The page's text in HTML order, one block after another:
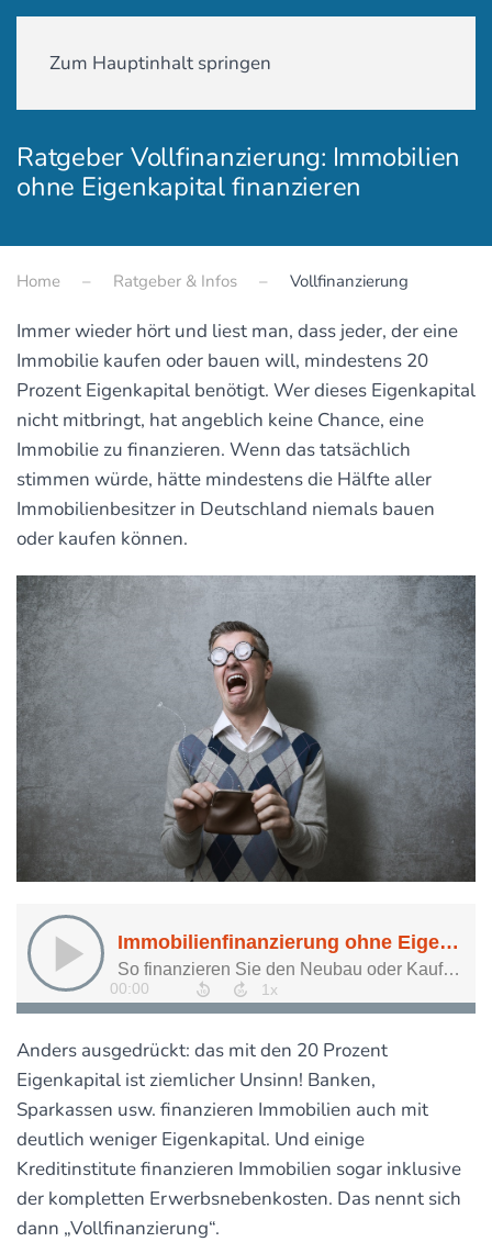
Zum Hauptinhalt springen
Ratgeber Vollfinanzierung: Immobilien
ohne Eigenkapital finanzieren
Home Ratgeber & Infos Vollfinanzierung
Immer wieder hört und liest man, dass jeder, der eine
Immobilie kaufen oder bauen will, mindestens 20
Prozent Eigenkapital benötigt. Wer dieses Eigenkapital
nicht mitbringt, hat angeblich keine Chance, eine
Immobilie zu finanzieren. Wenn das tatsächlich
stimmen würde, hätte mindestens die Hälfte aller
Immobilienbesitzer in Deutschland niemals bauen
oder kaufen können.
Anders ausgedrückt: das mit den 20 Prozent
Eigenkapital ist ziemlicher Unsinn! Banken,
Sparkassen usw. finanzieren Immobilien auch mit
deutlich weniger Eigenkapital. Und einige
Kreditinstitute finanzieren Immobilien sogar inklusive
der kompletten Erwerbsnebenkosten. Das nennt sich
dann „Vollfinanzierung“.